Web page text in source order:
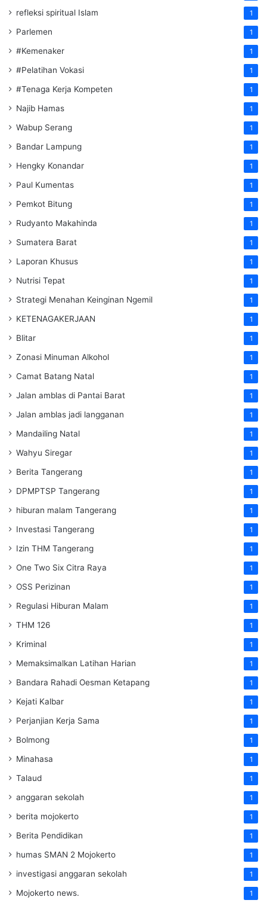
refleksi spiritual Islam 1
Parlemen 1
#Kemenaker 1
#Pelatihan Vokasi 1
#Tenaga Kerja Kompeten 1
Najib Hamas 1
Wabup Serang 1
Bandar Lampung 1
Hengky Konandar 1
Paul Kumentas 1
Pemkot Bitung 1
Rudyanto Makahinda 1
Sumatera Barat 1
Laporan Khusus 1
Nutrisi Tepat 1
Strategi Menahan Keinginan Ngemil 1
KETENAGAKERJAAN 1
Blitar 1
Zonasi Minuman Alkohol 1
Camat Batang Natal 1
Jalan amblas di Pantai Barat 1
Jalan amblas jadi langganan 1
Mandailing Natal 1
Wahyu Siregar 1
Berita Tangerang 1
DPMPTSP Tangerang 1
hiburan malam Tangerang 1
Investasi Tangerang 1
Izin THM Tangerang 1
One Two Six Citra Raya 1
OSS Perizinan 1
Regulasi Hiburan Malam 1
THM 126 1
Kriminal 1
Memaksimalkan Latihan Harian 1
Bandara Rahadi Oesman Ketapang 1
Kejati Kalbar 1
Perjanjian Kerja Sama 1
Bolmong 1
Minahasa 1
Talaud 1
anggaran sekolah 1
berita mojokerto 1
Berita Pendidikan 1
humas SMAN 2 Mojokerto 1
investigasi anggaran sekolah 1
Mojokerto news. 1